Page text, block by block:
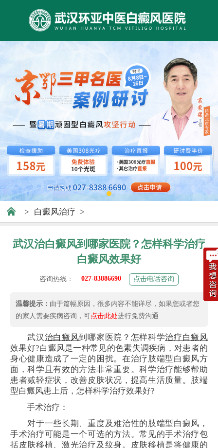
> 白癜风治疗 >
武汉治白癜风到哪家医院？怎样科学治疗
白癜风效果好
咨询热线： 027-83886690 点击电话咨询
温馨提示： 由于篇幅原因，很多内容不能详尽，如果您或者您
的家人需要疾病咨询，可点击此处进行免费沟通
武汉治白癜风到哪家医院？怎样科学治疗白癜风
效果好?白癜风是一种常见的色素失调疾病，对患者的
身心健康造成了一定的困扰。在治疗肢端型白癜风方
面，科学且有效的方法非常重要。科学治疗能够帮助
患者减轻症状，改善皮肤状况，提高生活质量。肢端
型白癜风患上后，怎样科学治疗效果好?
手术治疗：
对于一些长期、重度及难治性的肢端型白癜风，
手术治疗可能是一个可选的方法。常见的手术治疗包
括皮肤移植、激光治疗及纹身。皮肤移植是将健康的